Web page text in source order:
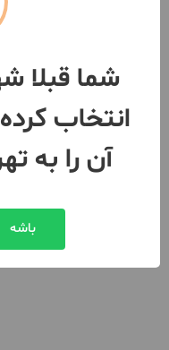
شما قبلا
انتخاب
آن را به
باشه